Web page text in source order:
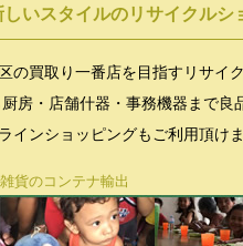
いスタイルのリサイクルシ
の買取り一番店を目指すリサイ
房・店舗什器・事務機器まで良
インショッピングもご利用頂けま
貨のコンテナ輸出